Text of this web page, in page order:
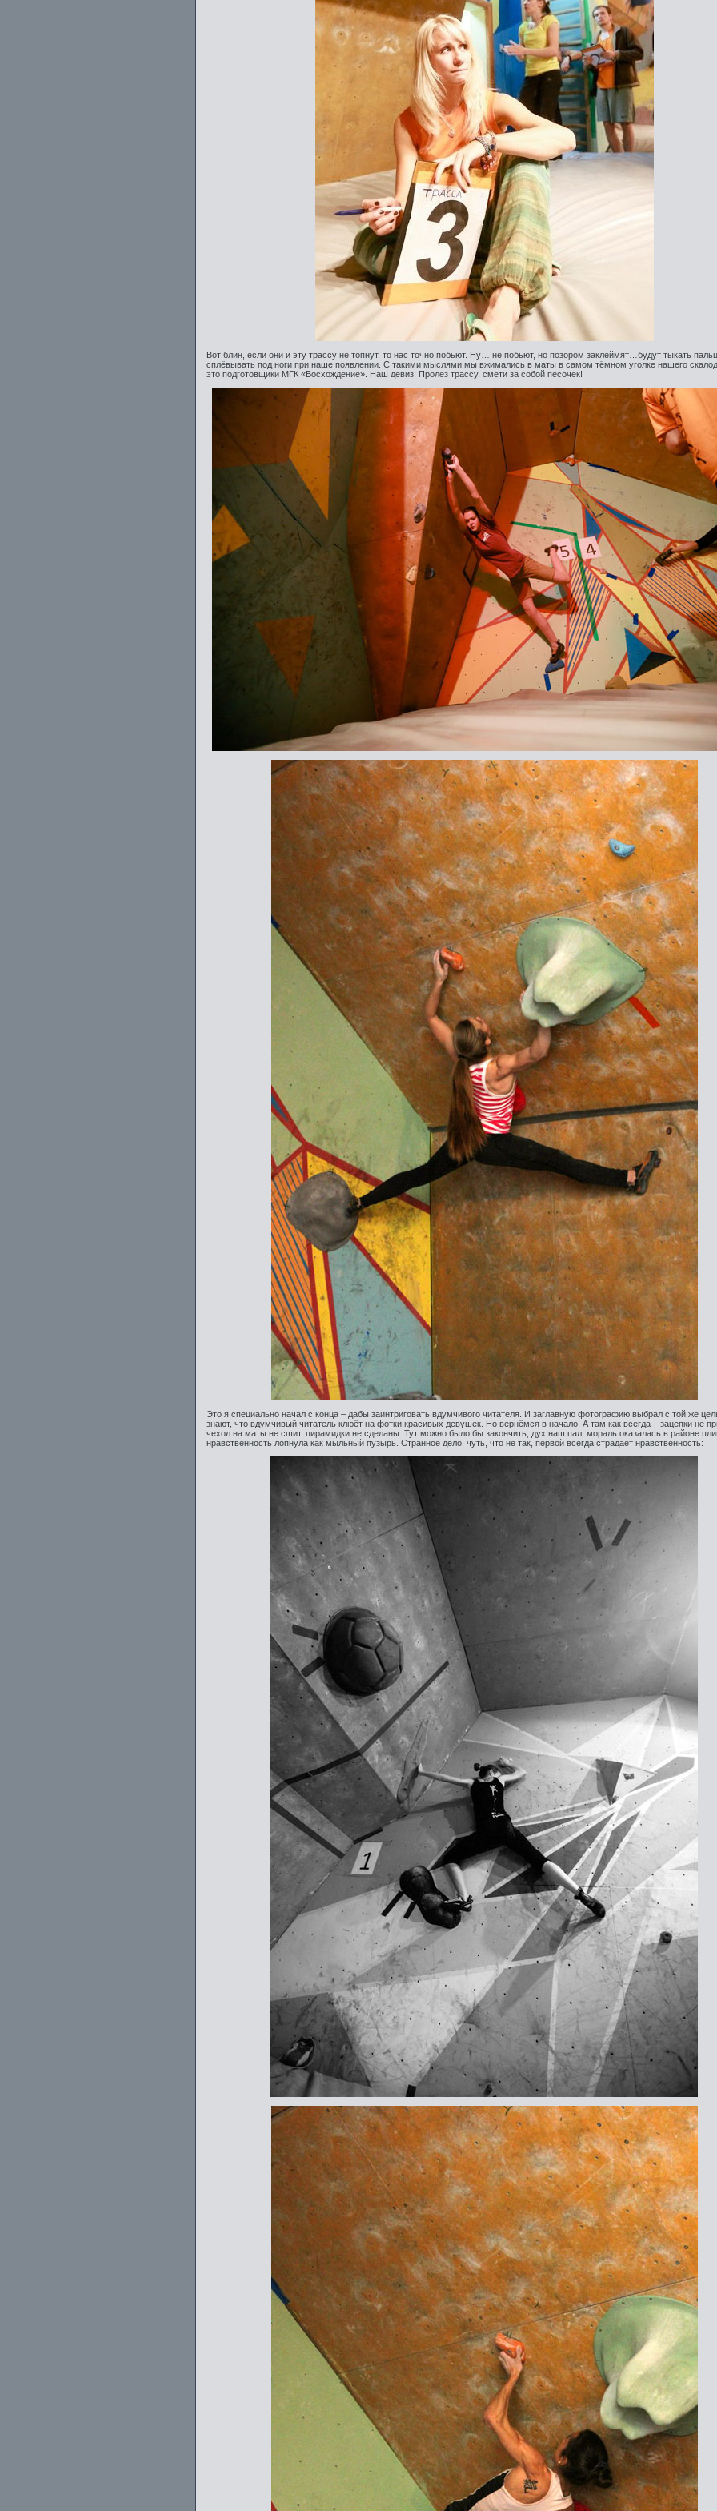
Вот блин, если они и эту трассу не топнут, то нас точно побьют. Ну… не побьют, но позором заклеймят…будут тыкать
сплёвывать под ноги при наше появлении. С такими мыслями мы вжимались в маты в самом тёмном уголке нашего
это подготовщики МГК «Восхождение». Наш девиз: Пролез трассу, смети за собой песочек!
Это я специально начал с конца – дабы заинтриговать вдумчивого читателя. И заглавную фотографию выбрал с той же
знают, что вдумчивый читатель клюёт на фотки красивых девушек. Но вернёмся в начало. А там как всегда – зацепки не
чехол на маты не сшит, пирамидки не сделаны. Тут можно было бы закончить, дух наш пал, мораль оказалась в районе
нравственность лопнула как мыльный пузырь. Странное дело, чуть, что не так, первой всегда страдает нравственность: